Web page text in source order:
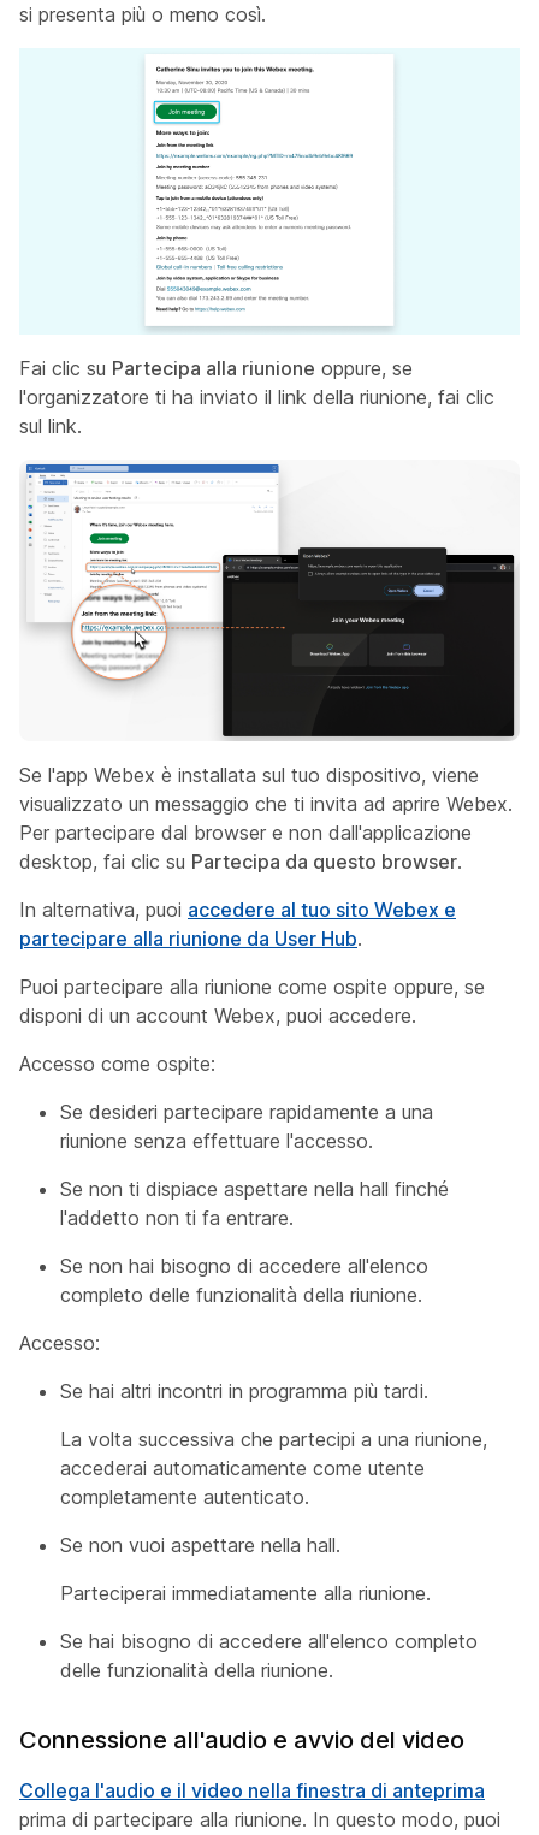
si presenta più o meno così.
Fai clic su Partecipa alla riunione oppure, se
l'organizzatore ti ha inviato il link della riunione, fai clic
sul link.
Se l'app Webex è installata sul tuo dispositivo, viene
visualizzato un messaggio che ti invita ad aprire Webex.
Per partecipare dal browser e non dall'applicazione
desktop, fai clic su Partecipa da questo browser.
In alternativa, puoi accedere al tuo sito Webex e
partecipare alla riunione da User Hub.
Puoi partecipare alla riunione come ospite oppure, se
disponi di un account Webex, puoi accedere.
Accesso come ospite:
Se desideri partecipare rapidamente a una
riunione senza effettuare l'accesso.
Se non ti dispiace aspettare nella hall finché
l'addetto non ti fa entrare.
Se non hai bisogno di accedere all'elenco
completo delle funzionalità della riunione.
Accesso:
Se hai altri incontri in programma più tardi.
La volta successiva che partecipi a una riunione,
accederai automaticamente come utente
completamente autenticato.
Se non vuoi aspettare nella hall.
Parteciperai immediatamente alla riunione.
Se hai bisogno di accedere all'elenco completo
delle funzionalità della riunione.
Connessione all'audio e avvio del video
Collega l'audio e il video nella finestra di anteprima
prima di partecipare alla riunione. In questo modo, puoi